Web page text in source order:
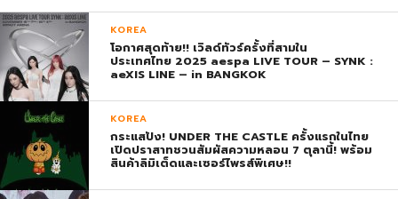
KOREA
โอกาศสุดท้าย!! เวิลด์ทัวร์ครั้งที่สามใน
ประเทศไทย 2025 aespa LIVE TOUR – SYNK :
aeXIS LINE – in BANGKOK
KOREA
กระแสปัง! UNDER THE CASTLE ครั้งแรกในไทย
เปิดปราสาทชวนสัมผัสความหลอน 7 ตุลานี้! พร้อม
สินค้าลิมิเต็ดและเซอร์ไพรส์พิเศษ!!